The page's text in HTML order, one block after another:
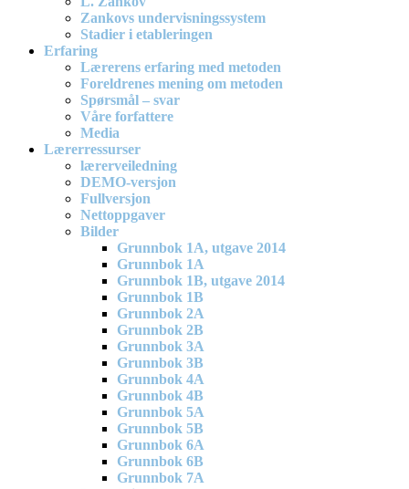
Zankovs undervisningssystem
Stadier i etableringen
Erfaring
Lærerens erfaring med metoden
Foreldrenes mening om metoden
Spørsmål – svar
Våre forfattere
Media
Lærerressurser
lærerveiledning
DEMO-versjon
Fullversjon
Nettoppgaver
Bilder
Grunnbok 1A, utgave 2014
Grunnbok 1A
Grunnbok 1B, utgave 2014
Grunnbok 1B
Grunnbok 2A
Grunnbok 2B
Grunnbok 3A
Grunnbok 3B
Grunnbok 4A
Grunnbok 4B
Grunnbok 5A
Grunnbok 5B
Grunnbok 6A
Grunnbok 6B
Grunnbok 7A